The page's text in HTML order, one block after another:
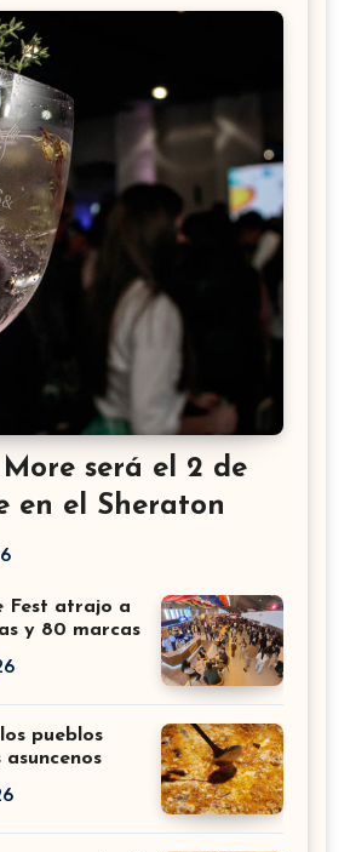
será el 2 de
en el Sheraton
Fest atrajo a
y 80 marcas
pueblos